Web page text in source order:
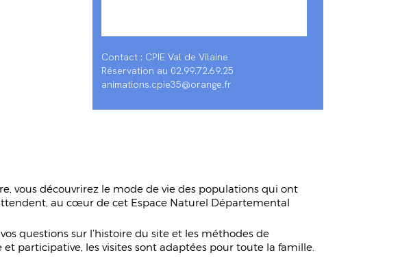
Contact : CPIE Val de Vilaine
Réservation au 02.99.72.69.25
animations.cpie35@orange.fr
vous découvrirez le mode de vie des populations qui ont
au cœur de cet Espace Naturel Départemental
questions sur l’histoire du site et les méthodes de
participative, les visites sont adaptées pour toute la famille.